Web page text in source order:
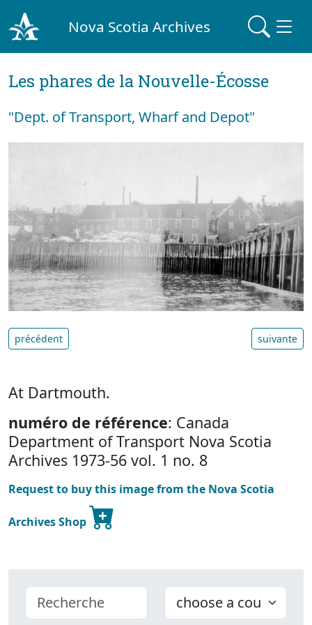
Nova Scotia Archives
Les phares de la Nouvelle-Écosse
"Dept. of Transport, Wharf and Depot"
précédent suivante
At Dartmouth.
numéro de référence: Canada
Department of Transport Nova Scotia
Archives 1973-56 vol. 1 no. 8
Request to buy this image from the Nova Scotia
Archives Shop